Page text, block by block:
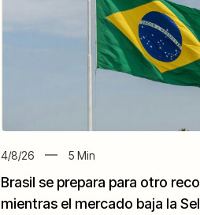
4/8/26 5 Min
Brasil se prepara para otro
mientras el mercado baja la